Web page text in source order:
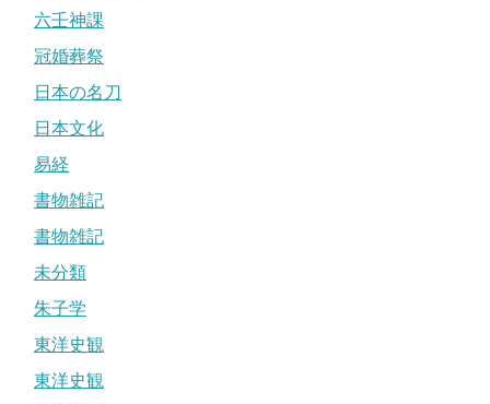
六壬神課
冠婚葬祭
日本の名刀
日本文化
易経
書物雑記
書物雑記
未分類
朱子学
東洋史観
東洋史観